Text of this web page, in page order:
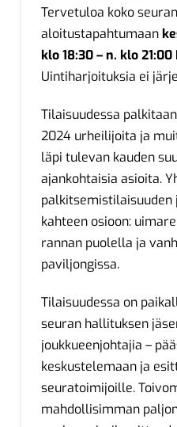
Tervetuloa koko
aloitustapahtumaan
klo 18:30 – n. klo
Uintiharjoituksia ei
Tilaisuudessa
2024 urheilijoita ja
läpi tulevan kauden
ajankohtaisia asioita.
palkitsemistilaisuuden
kahteen osioon:
rannan puolella ja
paviljongissa.
Tilaisuudessa on
seuran hallituksen
joukkueenjohtajia –
keskustelemaan ja
seuratoimijoille.
mahdollisimman